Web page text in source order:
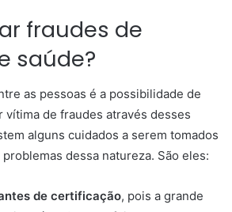
fraudes de
saúde?
as pessoas é a possibilidade de
vítima de fraudes através desses
alguns cuidados a serem tomados
dessa natureza. São eles:
de certificação, pois a grande